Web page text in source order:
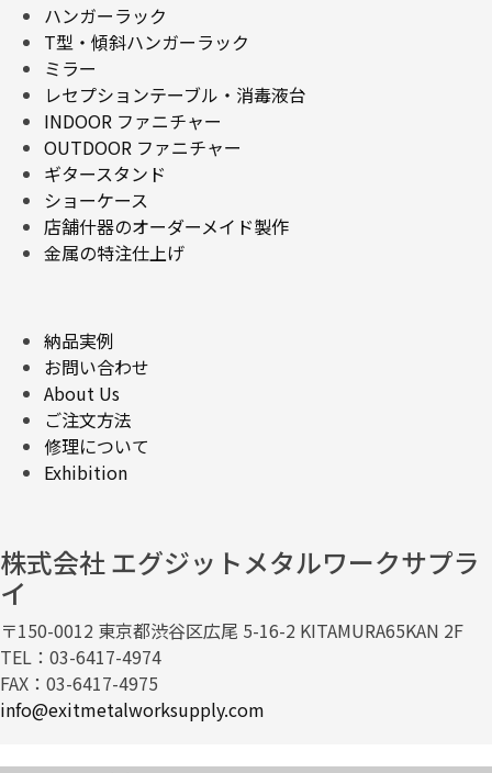
ハンガーラック
T型・傾斜ハンガーラック
ミラー
レセプションテーブル・消毒液台
INDOOR ファニチャー
OUTDOOR ファニチャー
ギタースタンド
ショーケース
店舗什器のオーダーメイド製作
金属の特注仕上げ
納品実例
お問い合わせ
About Us
ご注文方法
修理について
Exhibition
株式会社 エグジットメタルワークサプラ
イ
〒150-0012 東京都渋谷区広尾 5-16-2 KITAMURA65KAN 2F
TEL：03-6417-4974
FAX：03-6417-4975
info@exitmetalworksupply.com